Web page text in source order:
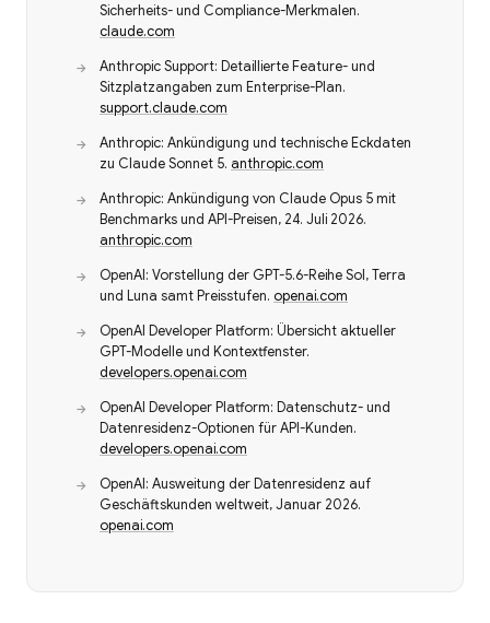
Sicherheits- und Compliance-Merkmalen.
claude.com
Anthropic Support: Detaillierte Feature- und
Sitzplatzangaben zum Enterprise-Plan.
support.claude.com
Anthropic: Ankündigung und technische Eckdaten
zu Claude Sonnet 5. anthropic.com
Anthropic: Ankündigung von Claude Opus 5 mit
Benchmarks und API-Preisen, 24. Juli 2026.
anthropic.com
OpenAI: Vorstellung der GPT-5.6-Reihe Sol, Terra
und Luna samt Preisstufen. openai.com
OpenAI Developer Platform: Übersicht aktueller
GPT-Modelle und Kontextfenster.
developers.openai.com
OpenAI Developer Platform: Datenschutz- und
Datenresidenz-Optionen für API-Kunden.
developers.openai.com
OpenAI: Ausweitung der Datenresidenz auf
Geschäftskunden weltweit, Januar 2026.
openai.com